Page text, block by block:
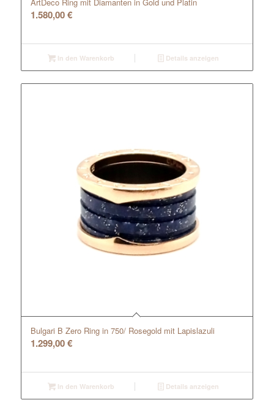
ArtDeco Ring mit Diamanten in Gold und Platin
1.580,00€
In den Warenkorb Details anzeigen
Bulgari B Zero Ring in 750/ Rosegold mit Lapislazuli
1.299,00€
In den Warenkorb Details anzeigen